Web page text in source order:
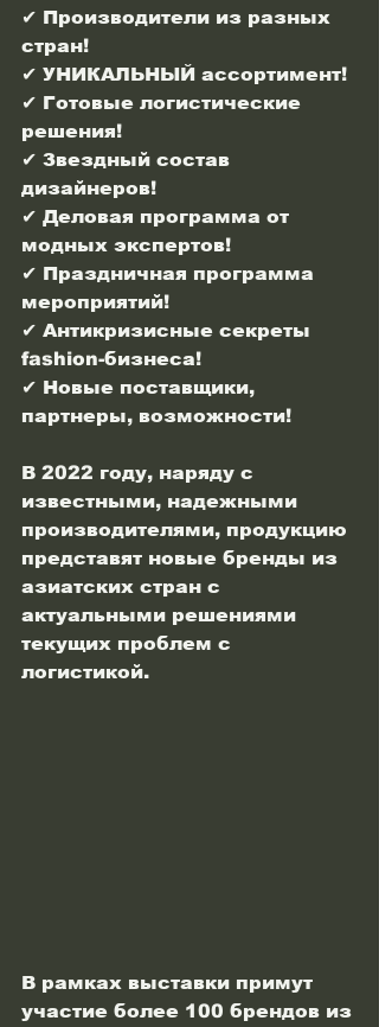
✔ Производители из разных
стран!
✔ УНИКАЛЬНЫЙ ассортимент!
✔ Готовые логистические
решения!
✔ Звездный состав
дизайнеров!
✔ Деловая программа от
модных экспертов!
✔ Праздничная программа
мероприятий!
✔ Антикризисные секреты
fashion-бизнеса!
✔ Новые поставщики,
партнеры, возможности!
В 2022 году, наряду с
известными, надежными
производителями, продукцию
представят новые бренды из
азиатских стран с
актуальными решениями
текущих проблем с
логистикой.
В рамках выставки примут
участие более 100 брендов из